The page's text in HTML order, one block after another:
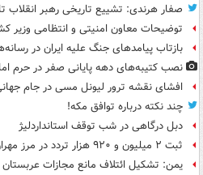
صفار هرندی: تشییع تاریخی رهبر انقلاب
توضیحات معاون امنیتی و انتظامی وزیر
بازتاب پیامدهای جنگ علیه ایران در
نصب کتیبه‌های دهه پایانی صفر در حرم
افشای نقشه ترور لیونل مسی در جام جهانی
چند نکته درباره توافق مکه!
دبل درگاهی در شب توقف استانداردلیژ
ثبت ۲ میلیون و ۹۲۰ هزار تردد در مرز مهران طی ایام اربعین
یمن: تشکیل ائتلاف مانع مجازات